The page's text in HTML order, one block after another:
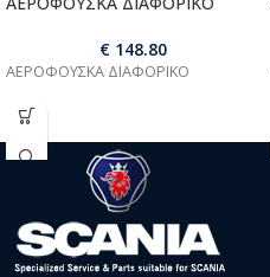
€148.80
ΑΕΡΟΦΟΥΣΚΑ ΔΙΑΦΟΡΙΚΟ